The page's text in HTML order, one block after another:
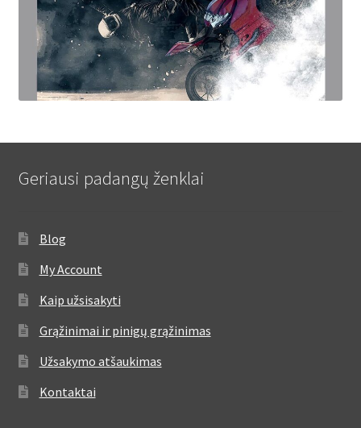
Geriausi padangų ženklai
Blog
My Account
Kaip užsisakyti
Grąžinimai ir pinigų grąžinimas
Užsakymo atšaukimas
Kontaktai